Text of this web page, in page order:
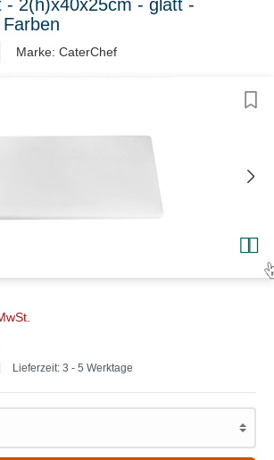
- 2(h)x40x25cm - glatt -
Marke: CaterChef
Lieferzeit: 3 - 5 Werktage